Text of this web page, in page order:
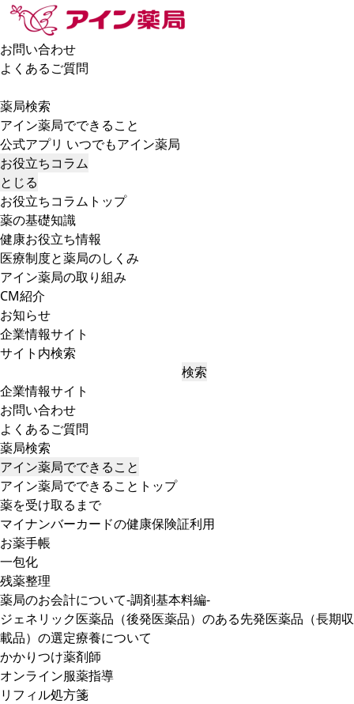
お問い合わせ
よくあるご質問
薬局検索
アイン薬局でできること
公式アプリ いつでもアイン薬局
お役立ちコラム
とじる
お役立ちコラムトップ
薬の基礎知識
健康お役立ち情報
医療制度と薬局のしくみ
アイン薬局の取り組み
CM紹介
お知らせ
企業情報サイト
サイト内検索
検索
企業情報サイト
お問い合わせ
よくあるご質問
薬局検索
アイン薬局でできること
アイン薬局でできることトップ
薬を受け取るまで
マイナンバーカードの健康保険証利用
お薬手帳
一包化
残薬整理
薬局のお会計について-調剤基本料編-
ジェネリック医薬品（後発医薬品）のある先発医薬品（長期収
載品）の選定療養について
かかりつけ薬剤師
オンライン服薬指導
リフィル処方箋